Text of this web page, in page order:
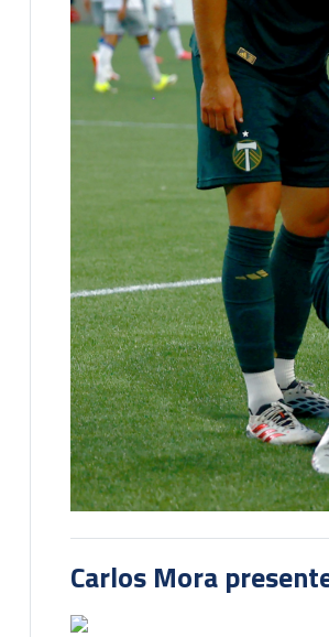
Carlos Mora